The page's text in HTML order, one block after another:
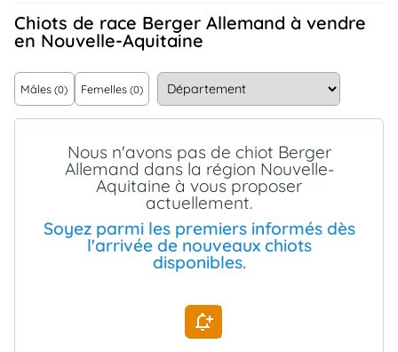
Services
..
Assurances
Connexion
Chiots de race Berger Allemand à vendre
en Nouvelle-Aquitaine
Mâles (0) Femelles (0)
Nous n'avons pas de chiot Berger
Allemand dans la région Nouvelle-
Aquitaine à vous proposer
actuellement.
Soyez parmi les premiers informés dès
l'arrivée de nouveaux chiots
disponibles.